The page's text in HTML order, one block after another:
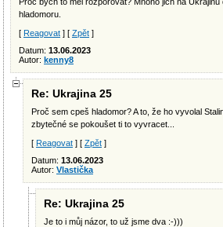
hladomoru.
[ Reagovat ] [ Zpět ]
Datum: 13.06.2023
Autor: kenny8
Re: Ukrajina 25
Proč sem cpeš hladomor? A to, že ho vyvolal
zbytečné se pokoušet ti to vyvracet...
[ Reagovat ] [ Zpět ]
Datum: 13.06.2023
Autor: Vlastička
Re: Ukrajina 25
Je to i můj názor, to už jsme dva :-)))